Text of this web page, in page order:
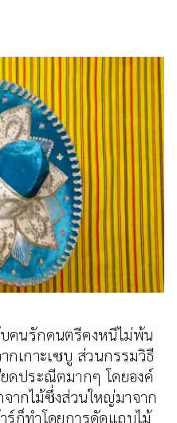
คนรักดนตรีคงหนีไม่พ้น
กเกาะเซบู ส่วนกรรมวิธี
ดประณีตมากๆ โดยองค์
ากไม้ซึ่งส่วนใหญ่มาจาก
ร์ก็ทำโดยการดัดแถบไม้